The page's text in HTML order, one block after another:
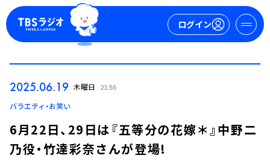
ログイン
ログイン
2025.06.19 木曜日 21:55
バラエティ・お笑い
6月22日、29日は『五等分の花嫁＊』中野二
乃役・竹達彩奈さんが登場!